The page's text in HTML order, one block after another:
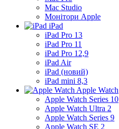
Mac Studio
Монітори Apple
iPad
iPad Pro 13
iPad Pro 11
iPad Pro 12,9
iPad Air
iPad (новий)
iPad mini 8,3
Apple Watch
Apple Watch Series 10
Apple Watch Ultra 2
Apple Watch Series 9
Apple Watch SE 2